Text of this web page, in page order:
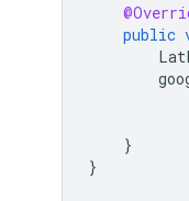
public
}
}